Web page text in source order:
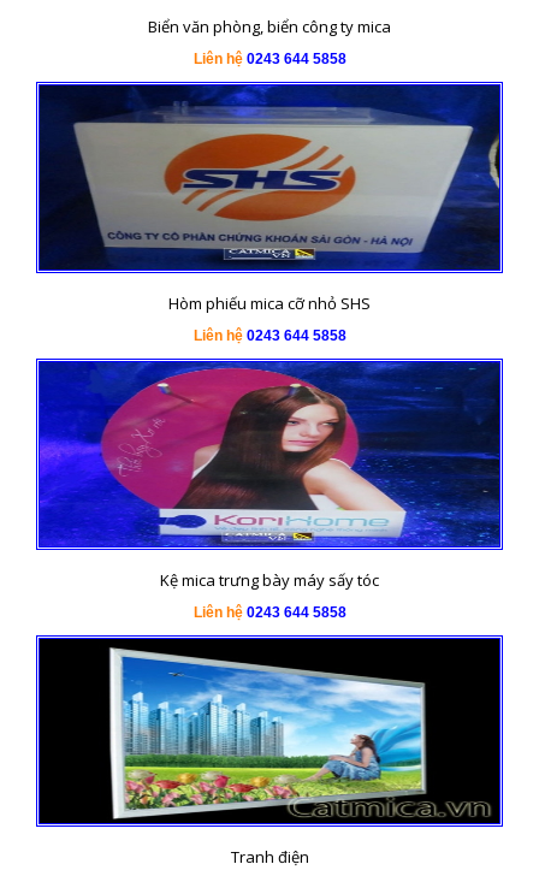
Biển văn phòng, biển công ty mica
Liên hệ 0243 644 5858
Hòm phiếu mica cỡ nhỏ SHS
Liên hệ 0243 644 5858
Kệ mica trưng bày máy sấy tóc
Liên hệ 0243 644 5858
Tranh điện